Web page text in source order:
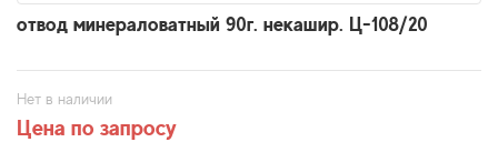
отвод минераловатный 90г. некашир. Ц-108/20
Нет в наличии
Цена по запросу